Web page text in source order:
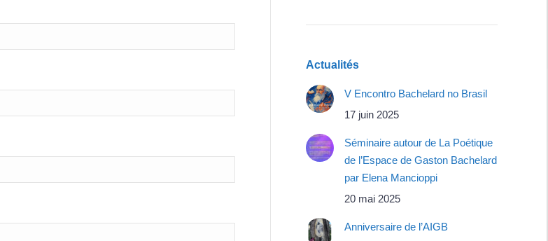
Actualités
V Encontro Bachelard no Brasil
17 juin 2025
Séminaire autour de La Poétique
de l’Espace de Gaston Bachelard
par Elena Mancioppi
20 mai 2025
Anniversaire de l’AIGB